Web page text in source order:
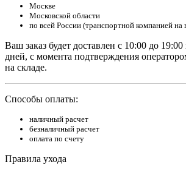
Москве
Московской области
по всей России (транспортной компанией
Ваш заказ будет доставлен с 10:00 до
дней, с момента подтверждения
на складе.
Способы оплаты:
наличный расчет
безналичный расчет
оплата по счету
Правила ухода